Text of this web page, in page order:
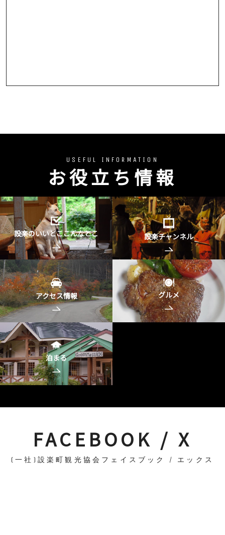
USEFUL INFORMATION
お役立ち情報
設楽のいいとここんなとこ 設楽チャンネル
アクセス情報 グルメ
泊まる
FACEBOOK / X
(一社)設楽町観光協会フェイスブック / エックス